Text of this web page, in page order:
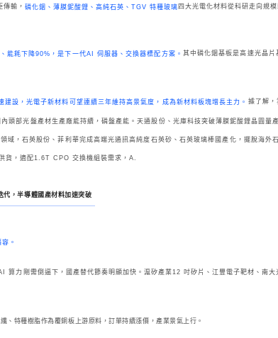
傳輸，磷化銦、薄膜鈮酸鋰、高純石英、TGV 特種玻璃 四大光電化材料從科研走向規
能耗下降90%，是下一代AI 伺服器、交換器標配方案。 其中磷化銦基板是高速光晶
設，光電子新材料可望連續三年維持高景氣度，成為新材料板塊增長主力。 據了解
部光盤產材生產廠能持續，磷盤產能。天通股份、光庫科技突破薄膜鈮酸鋰晶圓量
，石英股份、菲利華完成高端光通訊高純度石英砂、石英玻璃棒國產化，擺脫海外
貨，適配1.6T CPO 交換機組裝需求，A.
代，半導體國產材料加速突破
。
力剛需倒逼下，國產替代節奏明顯加快。滬矽產業12 吋矽片、江豐電子靶材、南
特種樹脂作為覆銅板上游原料，訂單持續漲價，產業景氣上行。